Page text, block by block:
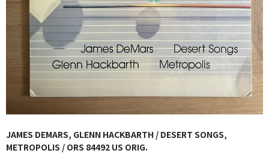
GG RECORD （当店のレーベル）
全商品
JAZZ-US
JAZZ-JP
JAMES DEMARS, GLENN HACKBARTH / DESERT SONGS,
METROPOLIS / ORS 84492 US ORIG.